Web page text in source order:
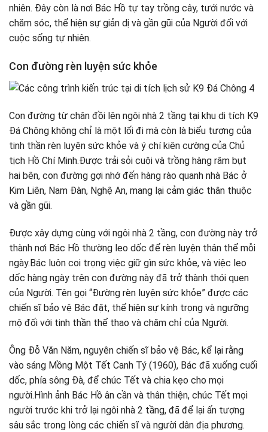
nhiên. Đây còn là nơi Bác Hồ tự tay trồng cây, tưới nước và
chăm sóc, thể hiện sự giản dị và gần gũi của Người đối với
cuộc sống tự nhiên.
Con đường rèn luyện sức khỏe
Con đường từ chân đồi lên ngôi nhà 2 tầng tại khu di tích K9
Đá Chông không chỉ là một lối đi mà còn là biểu tượng của
tinh thần rèn luyện sức khỏe và ý chí kiên cường của Chủ
tịch Hồ Chí Minh.Được trải sỏi cuội và trồng hàng râm bụt
hai bên, con đường gợi nhớ đến hàng rào quanh nhà Bác ở
Kim Liên, Nam Đàn, Nghệ An, mang lại cảm giác thân thuộc
và gần gũi.
Được xây dựng cùng với ngôi nhà 2 tầng, con đường này trở
thành nơi Bác Hồ thường leo dốc để rèn luyện thân thể mỗi
ngày.Bác luôn coi trọng việc giữ gìn sức khỏe, và việc leo
dốc hàng ngày trên con đường này đã trở thành thói quen
của Người. Tên gọi “Đường rèn luyện sức khỏe” được các
chiến sĩ bảo vệ Bác đặt, thể hiện sự kính trọng và ngưỡng
mộ đối với tinh thần thể thao và chăm chỉ của Người.
Ông Đỗ Văn Năm, nguyên chiến sĩ bảo vệ Bác, kể lại rằng
vào sáng Mồng Một Tết Canh Tý (1960), Bác đã xuống cuối
dốc, phía sông Đà, để chúc Tết và chia kẹo cho mọi
người.Hình ảnh Bác Hồ ân cần và thân thiện, chúc Tết mọi
người trước khi trở lại ngôi nhà 2 tầng, đã để lại ấn tượng
sâu sắc trong lòng các chiến sĩ và người dân địa phương.